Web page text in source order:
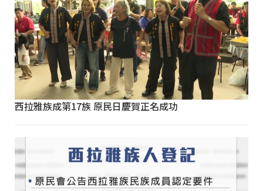
西拉雅族成第17族 原民日慶賀正名成功